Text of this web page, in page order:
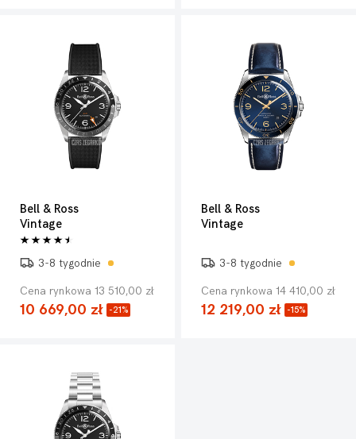
Bell & Ross
Vintage
3-8 tygodnie
Cena rynkowa 13 510,00 zł
10 669,00 zł -21%
Bell & Ross
Vintage
3-8 tygodnie
Cena rynkowa 14 410,00 zł
12 219,00 zł -15%